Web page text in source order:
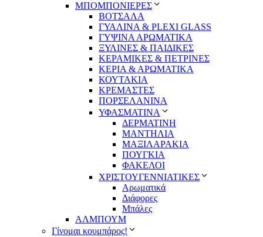
ΜΠΟΜΠΟΝΙΕΡΕΣ
ΒΟΤΣΑΛΑ
ΓΥΑΛΙΝΑ & PLEXI GLASS
ΓΥΨΙΝΑ ΑΡΩΜΑΤΙΚΑ
ΞΥΛΙΝΕΣ & ΠΑΙΔΙΚΕΣ
ΚΕΡΑΜΙΚΕΣ & ΠΕΤΡΙΝΕΣ
ΚΕΡΙΑ & ΑΡΩΜΑΤΙΚΑ
ΚΟΥΤΑΚΙΑ
ΚΡΕΜΑΣΤΕΣ
ΠΟΡΣΕΛΑΝΙΝΑ
ΥΦΑΣΜΑΤΙΝA
ΔΕΡΜΑΤΙΝΗ
ΜΑΝΤΗΛΙΑ
ΜΑΞΙΛΑΡΑΚΙΑ
ΠΟΥΓΚΙΑ
ΦΑΚΕΛΟΙ
ΧΡΙΣΤΟΥΓΕΝΝΙΑΤΙΚΕΣ
Αρωματικά
Διάφορες
Μπάλες
ΑΛΜΠΟΥΜ
Γίνομαι κουμπάρος!